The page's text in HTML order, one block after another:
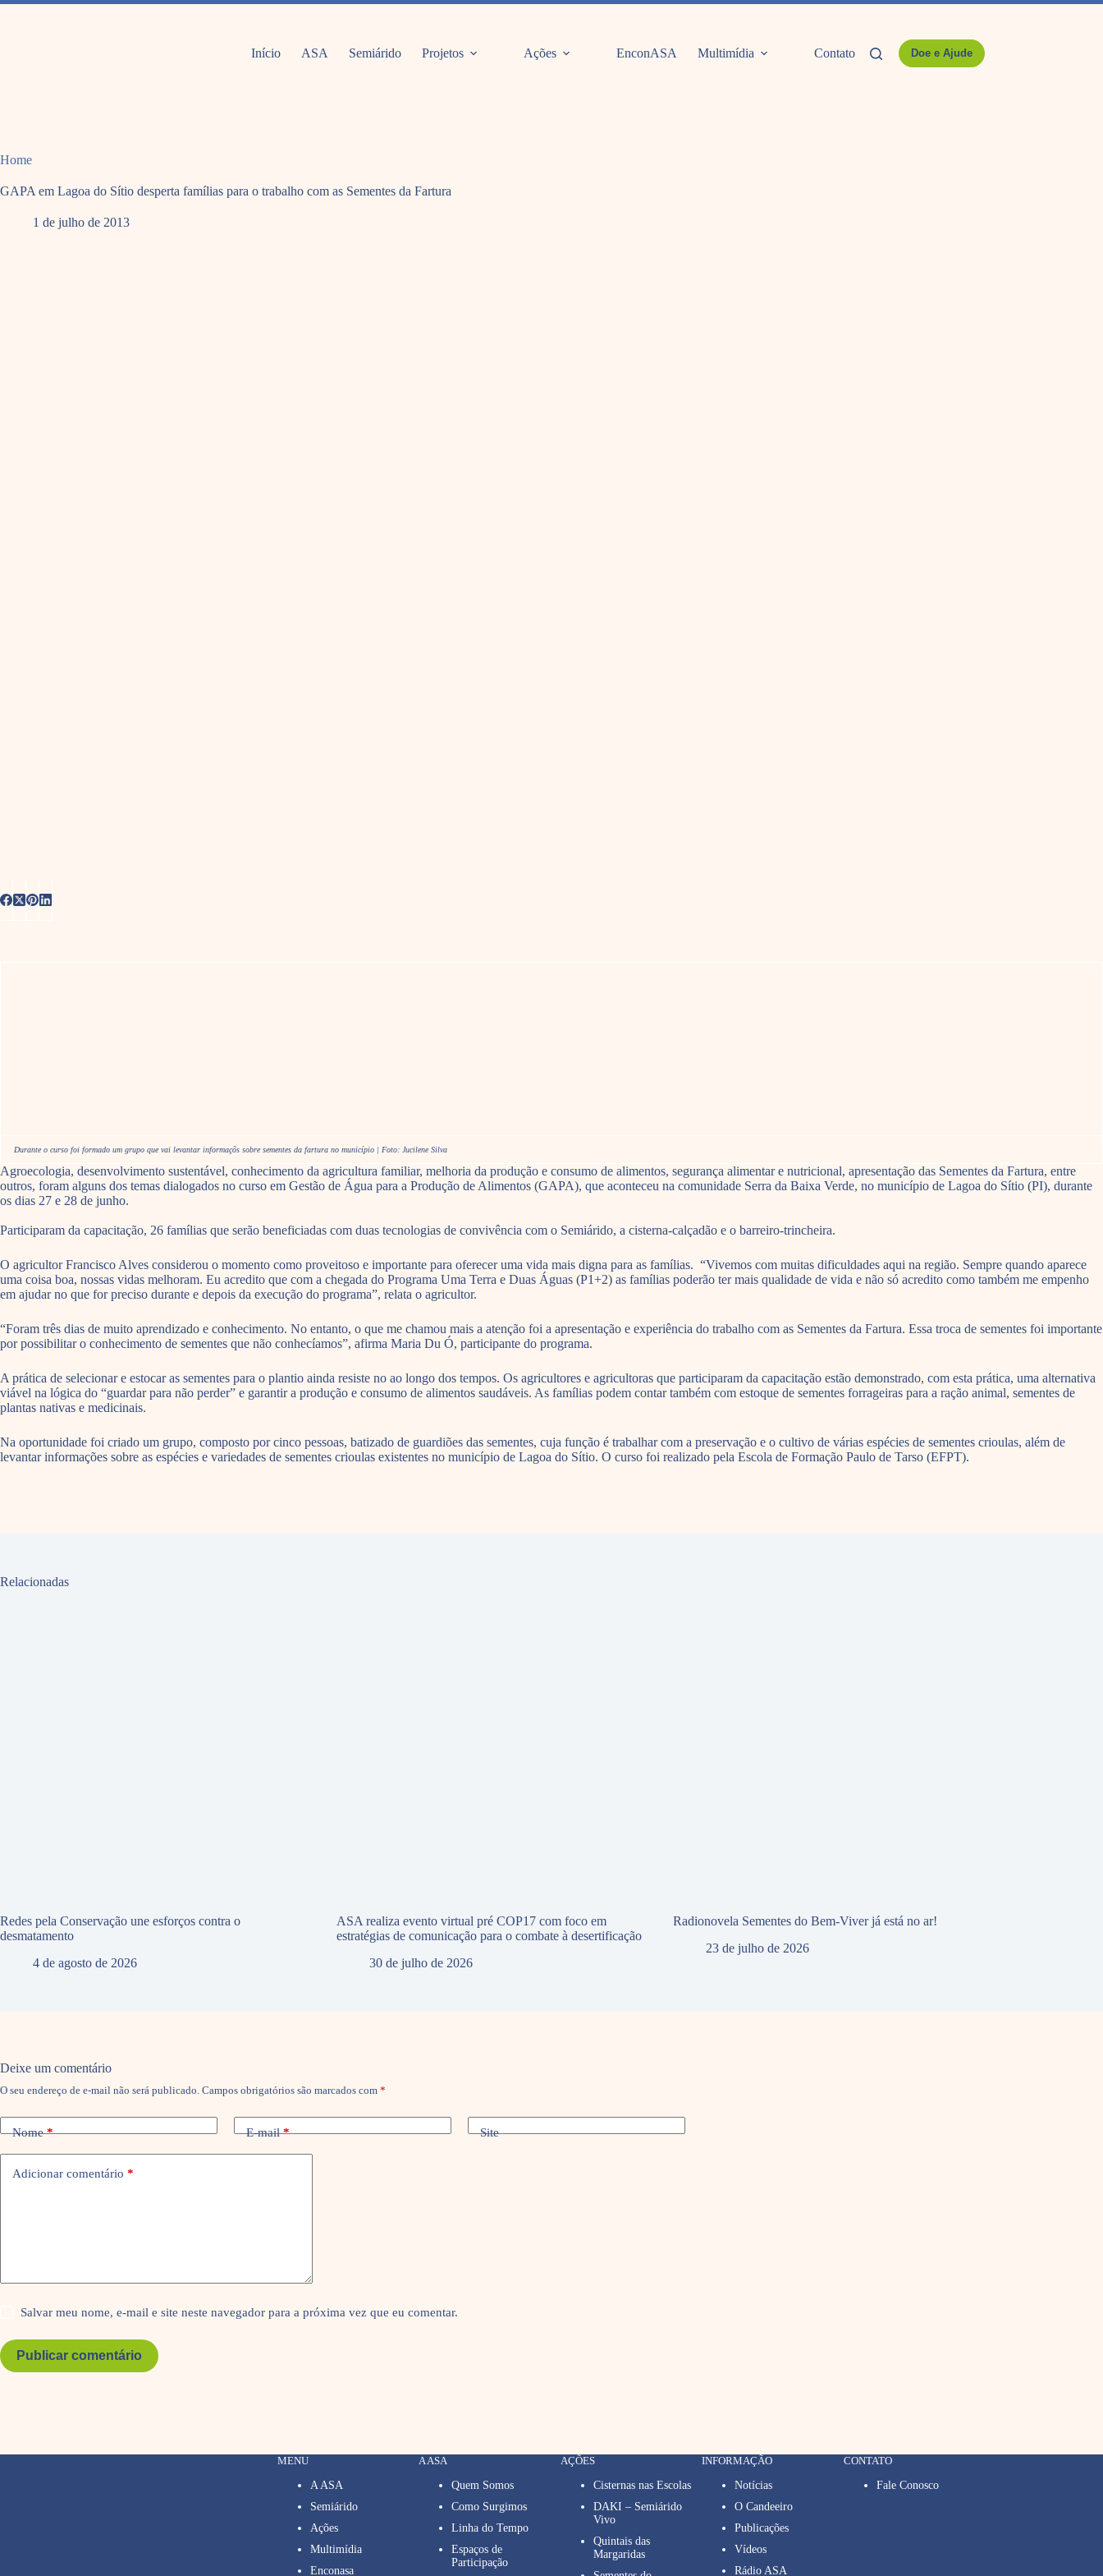
Pular
Início ASA Semiárido Projetos Ações EnconASA Multimídia Contato Doe e Ajude
Home
GAPA em Lagoa do Sítio desperta famílias para o trabalho com as Sementes da Fartura
1 de julho de 2013
Durante o curso foi formado um grupo que vai levantar informaçõs sobre sementes da fartura no município | Foto: Jucilene Silva
Agroecologia, desenvolvimento sustentável, conhecimento da agricultura familiar, melhoria da produção e consumo de alimentos, segurança alimentar e nutricional, apresentação das Sementes da Fartura, entre
outros, foram alguns dos temas dialogados no curso em Gestão de Água para a Produção de Alimentos (GAPA), que aconteceu na comunidade Serra da Baixa Verde, no município de Lagoa do Sítio (PI), durante
os dias 27 e 28 de junho.
Participaram da capacitação, 26 famílias que serão beneficiadas com duas tecnologias de convivência com o Semiárido, a cisterna-calçadão e o barreiro-trincheira.
O agricultor Francisco Alves considerou o momento como proveitoso e importante para oferecer uma vida mais digna para as famílias. “Vivemos com muitas dificuldades aqui na região. Sempre quando aparece
uma coisa boa, nossas vidas melhoram. Eu acredito que com a chegada do Programa Uma Terra e Duas Águas (P1+2) as famílias poderão ter mais qualidade de vida e não só acredito como também me empenho
em ajudar no que for preciso durante e depois da execução do programa”, relata o agricultor.
“Foram três dias de muito aprendizado e conhecimento. No entanto, o que me chamou mais a atenção foi a apresentação e experiência do trabalho com as Sementes da Fartura. Essa troca de sementes foi importante
por possibilitar o conhecimento de sementes que não conhecíamos”, afirma Maria Du Ó, participante do programa.
A prática de selecionar e estocar as sementes para o plantio ainda resiste no ao longo dos tempos. Os agricultores e agricultoras que participaram da capacitação estão demonstrado, com esta prática, uma alternativa
viável na lógica do “guardar para não perder” e garantir a produção e consumo de alimentos saudáveis. As famílias podem contar também com estoque de sementes forrageiras para a ração animal, sementes de
plantas nativas e medicinais.
Na oportunidade foi criado um grupo, composto por cinco pessoas, batizado de guardiões das sementes, cuja função é trabalhar com a preservação e o cultivo de várias espécies de sementes crioulas, além de
levantar informações sobre as espécies e variedades de sementes crioulas existentes no município de Lagoa do Sítio. O curso foi realizado pela Escola de Formação Paulo de Tarso (EFPT).
Relacionadas
Redes pela Conservação une esforços contra o
desmatamento
4 de agosto de 2026
ASA realiza evento virtual pré COP17 com foco em
estratégias de comunicação para o combate à desertificação
30 de julho de 2026
Radionovela Sementes do Bem-Viver já está no ar!
23 de julho de 2026
Deixe um comentário
O seu endereço de e-mail não será publicado. Campos obrigatórios são marcados com *
Nome* E-mail* Site
Adicionar comentário *
Salvar meu nome, e-mail e site neste navegador para a próxima vez que eu comentar.
Publicar comentário
MENU
A ASA
Semiárido
Ações
Multimídia
Enconasa
A ASA
Quem Somos
Como Surgimos
Linha do Tempo
Espaços de
Participação
AÇÕES
Cisternas nas Escolas
DAKI – Semiárido
Vivo
Quintais das
Margaridas
INFORMAÇÃO
Notícias
O Candeeiro
Publicações
Vídeos
Rádio ASA
CONTATO
Fale Conosco